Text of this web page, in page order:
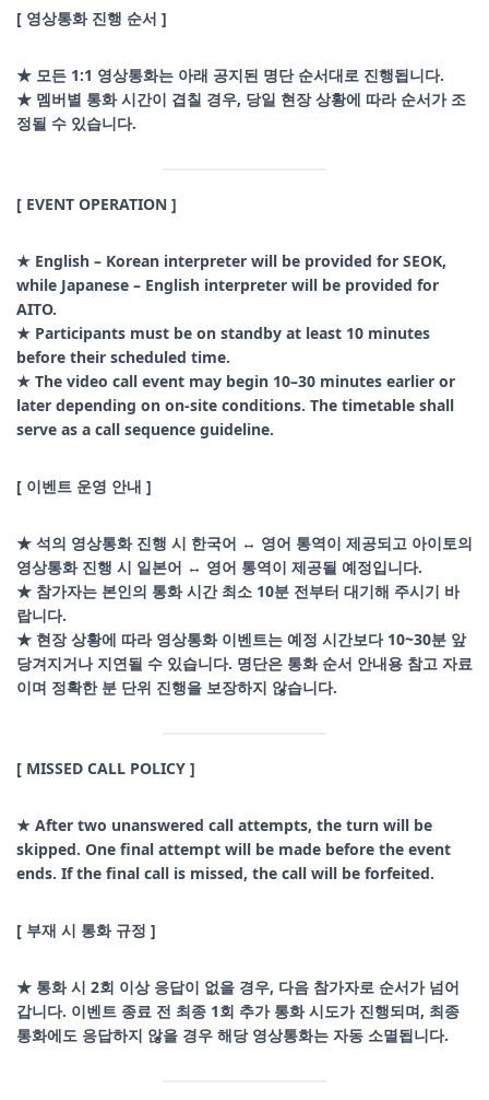
[ 영상통화 진행 순서 ]
★ 모든 1:1 영상통화는 아래 공지된 명단 순서대로 진행됩니다.
★ 멤버별 통화 시간이 겹칠 경우, 당일 현장 상황에 따라 순서가 조
정될 수 있습니다.
[ EVENT OPERATION ]
★ English – Korean interpreter will be provided for SEOK,
while Japanese – English interpreter will be provided for
AITO.
★ Participants must be on standby at least 10 minutes
before their scheduled time.
★ The video call event may begin 10–30 minutes earlier or
later depending on on-site conditions. The timetable shall
serve as a call sequence guideline.
[ 이벤트 운영 안내 ]
★ 석의 영상통화 진행 시 한국어 ↔ 영어 통역이 제공되고 아이토의
영상통화 진행 시 일본어 ↔ 영어 통역이 제공될 예정입니다.
★ 참가자는 본인의 통화 시간 최소 10분 전부터 대기해 주시기 바
랍니다.
★ 현장 상황에 따라 영상통화 이벤트는 예정 시간보다 10~30분 앞
당겨지거나 지연될 수 있습니다. 명단은 통화 순서 안내용 참고 자료
이며 정확한 분 단위 진행을 보장하지 않습니다.
[ MISSED CALL POLICY ]
★ After two unanswered call attempts, the turn will be
skipped. One final attempt will be made before the event
ends. If the final call is missed, the call will be forfeited.
[ 부재 시 통화 규정 ]
★ 통화 시 2회 이상 응답이 없을 경우, 다음 참가자로 순서가 넘어
갑니다. 이벤트 종료 전 최종 1회 추가 통화 시도가 진행되며, 최종
통화에도 응답하지 않을 경우 해당 영상통화는 자동 소멸됩니다.